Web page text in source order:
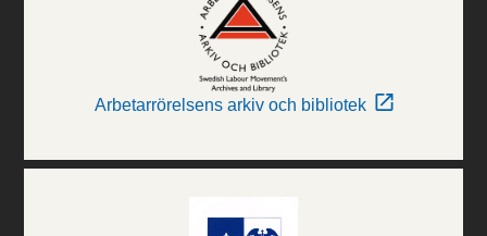
Arbetarrörelsens arkiv och bibliotek